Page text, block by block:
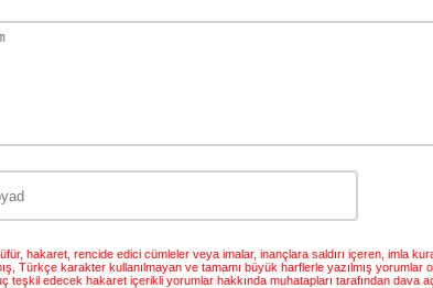
hakaret, rencide edici cümleler veya imalar, inançlara saldırı içeren, imla
Türkçe karakter kullanılmayan ve tamamı büyük harflerle yazılmış yorumlar
teşkil edecek hakaret içerikli yorumlar hakkında muhatapları tarafından dava